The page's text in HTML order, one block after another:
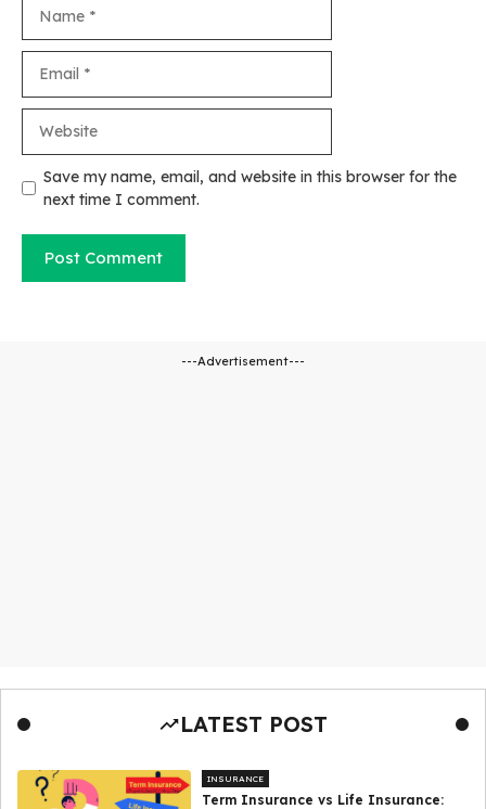
Save my name, email, and website in this browser for the
next time I comment.
---Advertisement---
LATEST POST
INSURANCE
Term Insurance vs Life Insurance: